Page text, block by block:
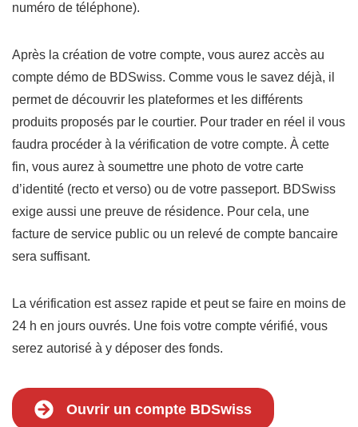
numéro de téléphone).
Après la création de votre compte, vous aurez accès au
compte démo de BDSwiss. Comme vous le savez déjà, il
permet de découvrir les plateformes et les différents
produits proposés par le courtier. Pour trader en réel il vous
faudra procéder à la vérification de votre compte. À cette
fin, vous aurez à soumettre une photo de votre carte
d’identité (recto et verso) ou de votre passeport. BDSwiss
exige aussi une preuve de résidence. Pour cela, une
facture de service public ou un relevé de compte bancaire
sera suffisant.
La vérification est assez rapide et peut se faire en moins de
24 h en jours ouvrés. Une fois votre compte vérifié, vous
serez autorisé à y déposer des fonds.
Ouvrir un compte BDSwiss